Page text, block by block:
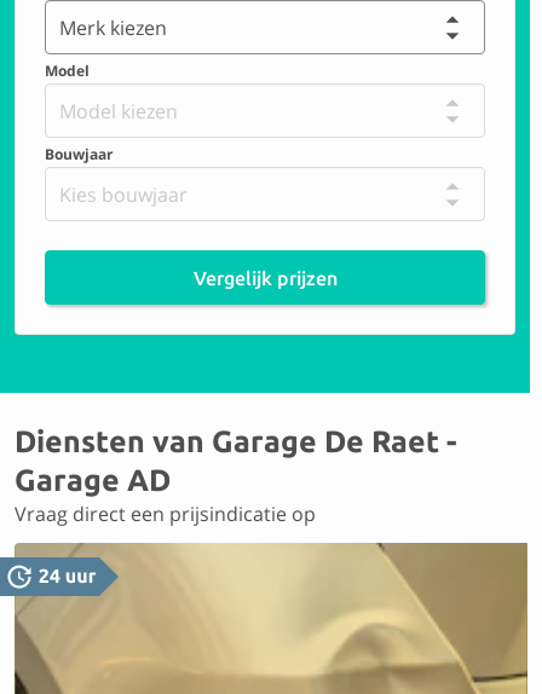
Merk kiezen
Model
Model kiezen
Bouwjaar
Kies bouwjaar
Vergelijk prijzen
Diensten van Garage De Raet -
Garage AD
Vraag direct een prijsindicatie op